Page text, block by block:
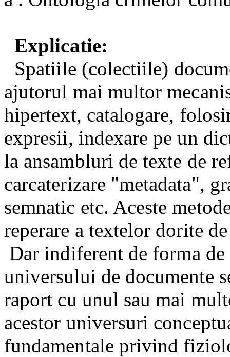
Explicatie:
Spatiile (colectiile)
ajutorul mai multor
hipertext, catalogare,
expresii, indexare pe un
la ansambluri de texte de
carcaterizare "metadata",
semnatic etc. Aceste
reperare a textelor dorite
Dar indiferent de forma
universului de documente
raport cu unul sau mai
acestor universuri
fundamentale privind